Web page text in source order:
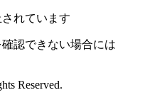
れています
認できない場合には
Reserved.